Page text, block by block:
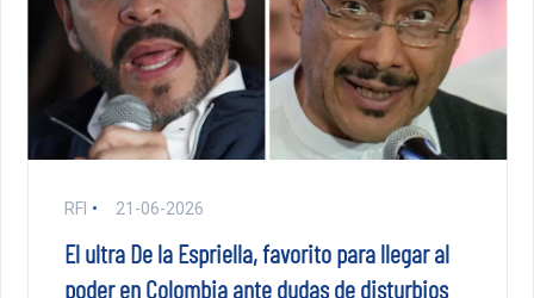
RFI 21-06-2026
El ultra De la Espriella, favorito para llegar al
poder en Colombia ante dudas de disturbios